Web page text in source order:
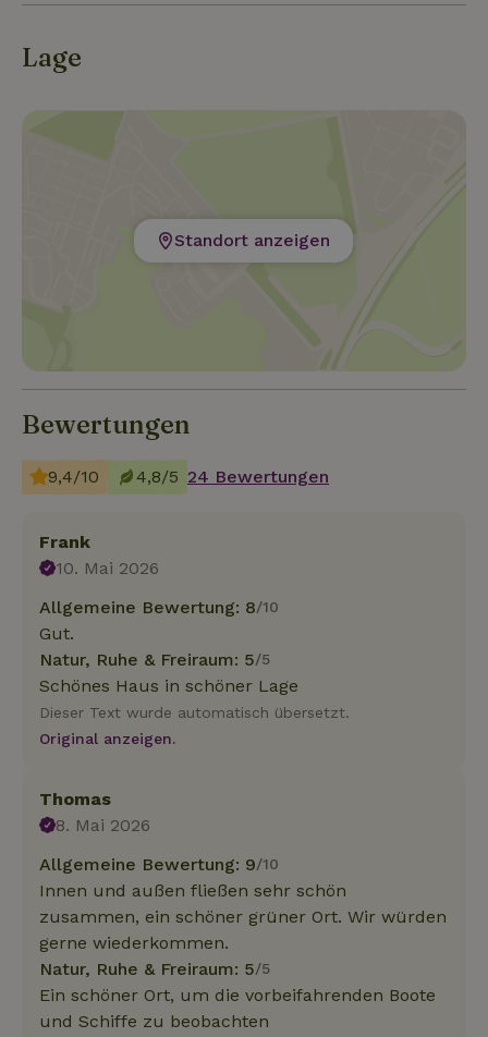
Lage
Standort anzeigen
Bewertungen
9,4/10 4,8/5 24 Bewertungen
Frank
10. Mai 2026
Allgemeine Bewertung: 8/10
Gut.
Natur, Ruhe & Freiraum: 5/5
Schönes Haus in schöner Lage
Dieser Text wurde automatisch übersetzt.
Original anzeigen.
Thomas
8. Mai 2026
Allgemeine Bewertung: 9/10
Innen und außen fließen sehr schön
zusammen, ein schöner grüner Ort. Wir würden
gerne wiederkommen.
Natur, Ruhe & Freiraum: 5/5
Ein schöner Ort, um die vorbeifahrenden Boote
und Schiffe zu beobachten